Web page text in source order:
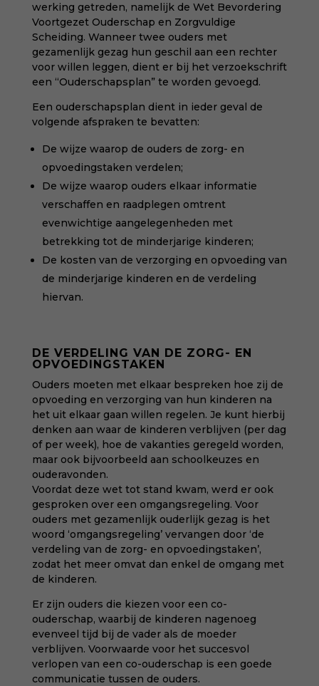
werking getreden, namelijk de Wet Bevordering
Voortgezet Ouderschap en Zorgvuldige
Scheiding. Wanneer twee ouders met
gezamenlijk gezag hun geschil aan een rechter
voor willen leggen, dient er bij het verzoekschrift
een “Ouderschapsplan” te worden gevoegd.
Een ouderschapsplan dient in ieder geval de
volgende afspraken te bevatten:
De wijze waarop de ouders de zorg- en
opvoedingstaken verdelen;
De wijze waarop ouders elkaar informatie
verschaffen en raadplegen omtrent
evenwichtige aangelegenheden met
betrekking tot de minderjarige kinderen;
De kosten van de verzorging en opvoeding van
de minderjarige kinderen en de verdeling
hiervan.
DE VERDELING VAN DE ZORG- EN
OPVOEDINGSTAKEN
Ouders moeten met elkaar bespreken hoe zij de
opvoeding en verzorging van hun kinderen na
het uit elkaar gaan willen regelen. Je kunt hierbij
denken aan waar de kinderen verblijven (per dag
of per week), hoe de vakanties geregeld worden,
maar ook bijvoorbeeld aan schoolkeuzes en
ouderavonden.
Voordat deze wet tot stand kwam, werd er ook
gesproken over een omgangsregeling. Voor
ouders met gezamenlijk ouderlijk gezag is het
woord ‘omgangsregeling’ vervangen door ‘de
verdeling van de zorg- en opvoedingstaken’,
zodat het meer omvat dan enkel de omgang met
de kinderen.
Er zijn ouders die kiezen voor een co-
ouderschap, waarbij de kinderen nagenoeg
evenveel tijd bij de vader als de moeder
verblijven. Voorwaarde voor het succesvol
verlopen van een co-ouderschap is een goede
communicatie tussen de ouders.